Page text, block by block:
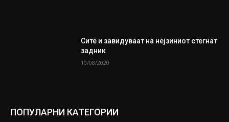
Сите и завидуваат на нејзиниот стегнат
задник
10/08/2020
ПОПУЛАРНИ КАТЕГОРИИ